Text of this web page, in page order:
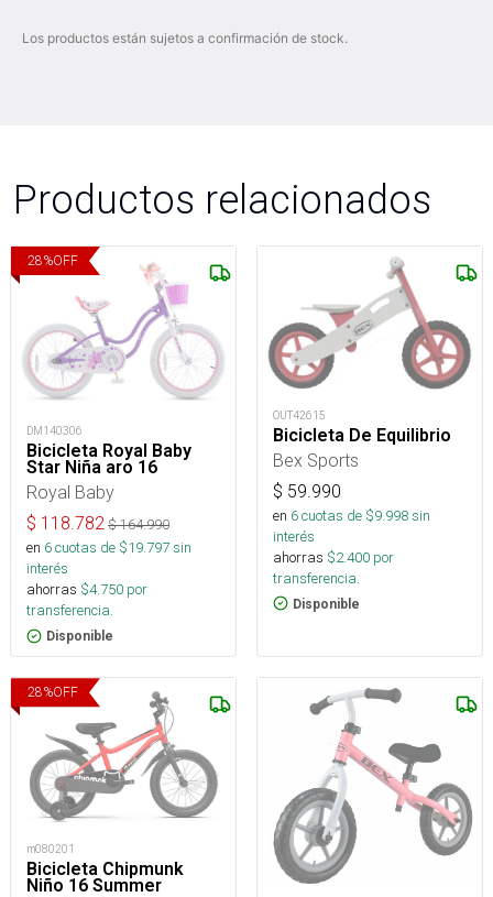
Los productos están sujetos a confirmación de stock.
Productos relacionados
28%OFF
DM140306
Bicicleta Royal Baby
Star Niña aro 16
Royal Baby
$ 118.782 $164.990
en 6cuotas de $19.797sin
interés
ahorras $4.750 por
transferencia.
Disponible
OUT42615
Bicicleta De Equilibrio
Bex Sports
$ 59.990
en 6cuotas de $9.998sin
interés
ahorras $2.400 por
transferencia.
Disponible
28%OFF
m080201
Bicicleta Chipmunk
Niño 16 Summer